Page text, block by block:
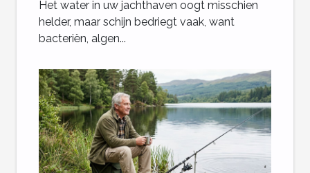
Het water in uw jachthaven oogt misschien
helder, maar schijn bedriegt vaak, want
bacteriën, algen...